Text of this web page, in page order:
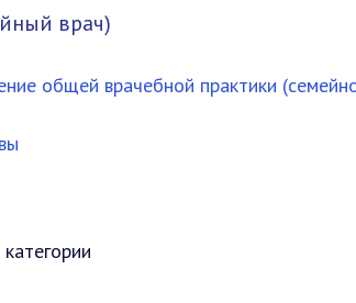
врач)
общей врачебной практики